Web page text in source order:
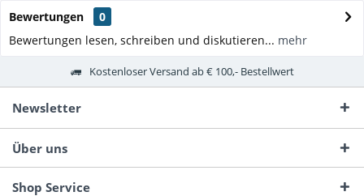
Bewertungen
0
Bewertungen lesen, schreiben und diskutieren... mehr
Kostenloser Versand ab € 100,- Bestellwert
Newsletter
Über uns
Shop Service